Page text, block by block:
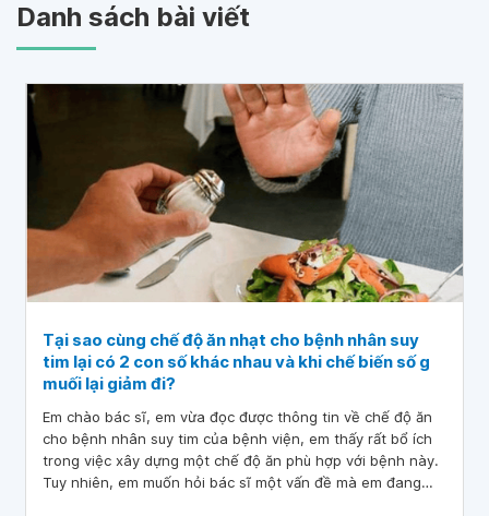
Danh sách bài viết
Tại sao cùng chế độ ăn nhạt cho bệnh nhân suy
tim lại có 2 con số khác nhau và khi chế biến số g
muối lại giảm đi?
Em chào bác sĩ, em vừa đọc được thông tin về chế độ ăn
cho bệnh nhân suy tim của bệnh viện, em thấy rất bổ ích
trong việc xây dựng một chế độ ăn phù hợp với bệnh này.
Tuy nhiên, em muốn hỏi bác sĩ một vấn đề mà em đang